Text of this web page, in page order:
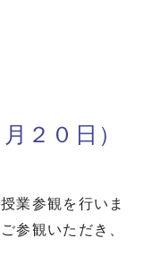
２０日）
業参観を行いま
参観いただき、